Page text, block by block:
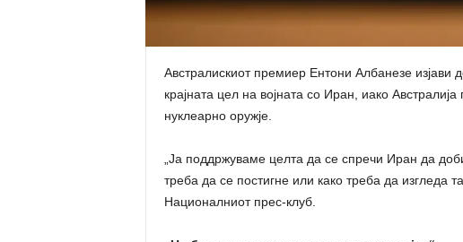
Австралискиот премиер Ентони Албанезе изјави
крајната цел на војната со Иран, иако
нуклеарно оружје.
„Ја поддржуваме целта да се спречи Иран да
треба да се постигне или како треба да изгледа
Националниот прес-клуб.